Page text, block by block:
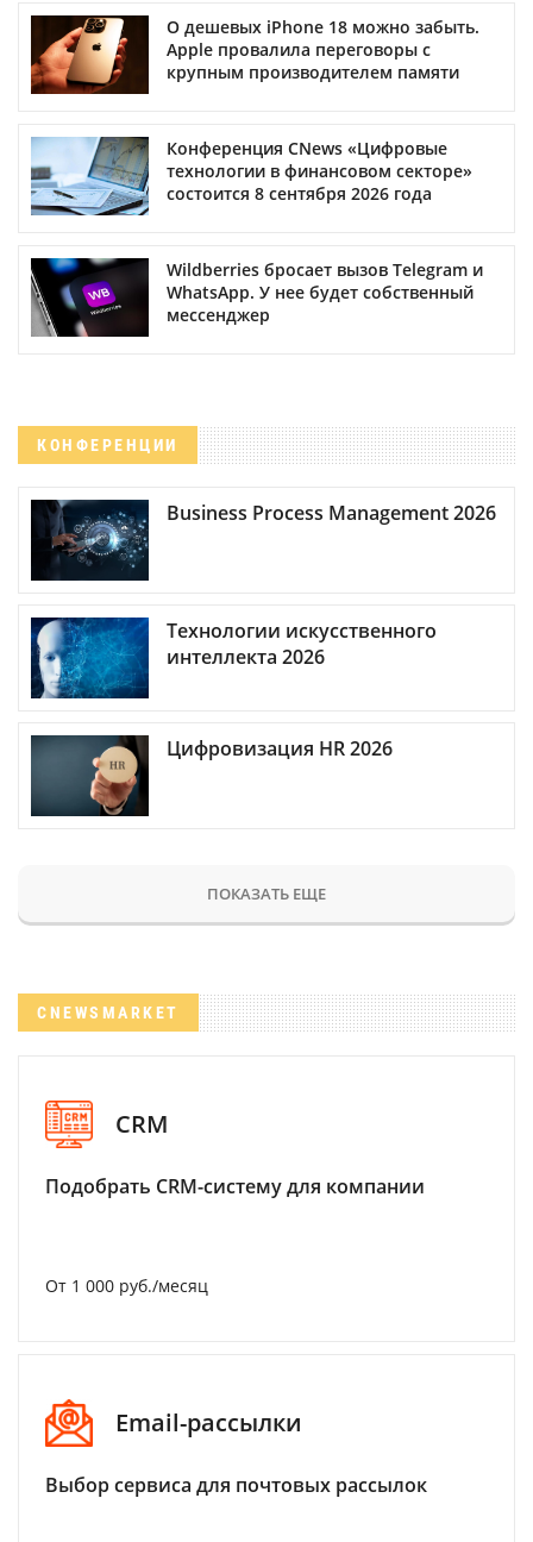
О дешевых iPhone 18 можно забыть.
Apple провалила переговоры с
крупным производителем памяти
Конференция CNews «Цифровые
технологии в финансовом секторе»
состоится 8 сентября 2026 года
Wildberries бросает вызов Telegram и
WhatsApp. У нее будет собственный
мессенджер
КОНФЕРЕНЦИИ
Business Process Management 2026
Технологии искусственного
интеллекта 2026
Цифровизация HR 2026
ПОКАЗАТЬ ЕЩЕ
CNEWSMARKET
CRM
Подобрать CRM-систему для компании
От 1 000 руб./месяц
Email-рассылки
Выбор сервиса для почтовых рассылок